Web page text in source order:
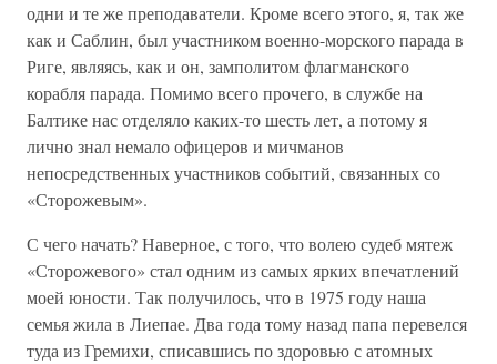
одни и те же преподаватели. Кроме всего этого, я, так же
как и Саблин, был участником военно-морского парада в
Риге, являясь, как и он, замполитом флагманского
корабля парада. Помимо всего прочего, в службе на
Балтике нас отделяло каких-то шесть лет, а потому я
лично знал немало офицеров и мичманов
непосредственных участников событий, связанных со
«Сторожевым».
С чего начать? Наверное, с того, что волею судеб мятеж
«Сторожевого» стал одним из самых ярких впечатлений
моей юности. Так получилось, что в 1975 году наша
семья жила в Лиепае. Два года тому назад папа перевелся
туда из Гремихи, списавшись по здоровью с атомных